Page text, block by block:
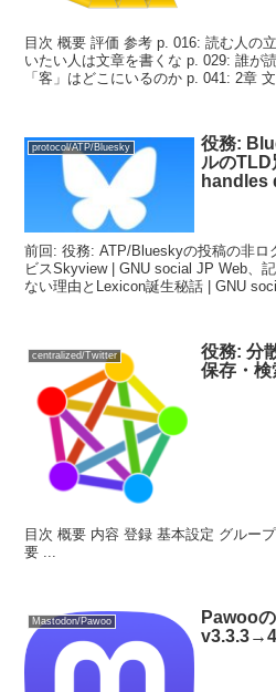
目次 概要 評価 参考 p. 016: 読む人の
いたい人は文章を書くな p. 029: 誰が
「客」はどこにいるのか p. 041: 2章 文
protocol/ATP/Bluesky
役務:
ルの
handles
前回: 役務: ATP/Blueskyの投稿の非ロ
ビスSkyview | GNU social JP Web、
ない理由とLexicon誕生秘話 | GNU
centralized/Twitter
役務: 分
保存・
目次 概要 内容 登録 基本設定 グルー
要 ...
Mastodon/Pawoo
Pawoo